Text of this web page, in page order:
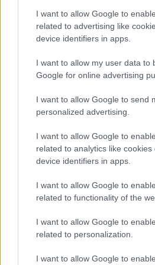
I want to allow Google to
related to advertising like
device identifiers in apps.
I want to allow my user data to
Google for online advertising
I want to allow Google to send
personalized advertising.
I want to allow Google to
related to analytics like cookies
device identifiers in apps.
I want to allow Google to
related to functionality of the
I want to allow Google to
related to personalization.
I want to allow Google to
Belföld
2024. február 8. 16:27
„Nem kellett ez a púp a
Sóskút polgármestere az
„Bármennyi gyár idejöhet, ha a
Ferenc, Sóskút polgármestere
tiltakoznak a helyi lakosok és az
kész. Még akkor is, ha a
mert az ipari park így is kellő